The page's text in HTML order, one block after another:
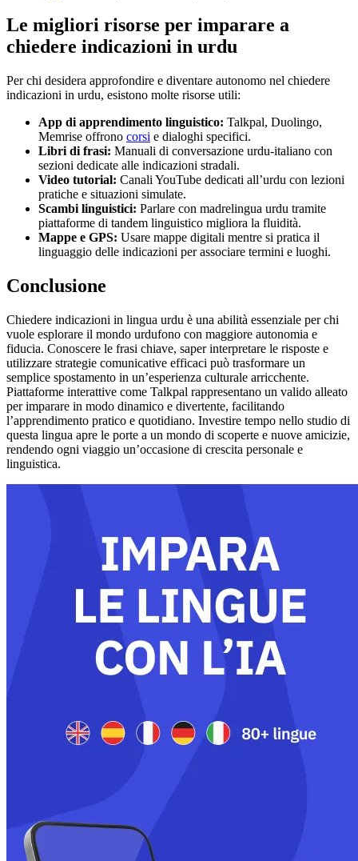
Le migliori risorse per imparare a
chiedere indicazioni in urdu
Per chi desidera approfondire e diventare autonomo nel chiedere
indicazioni in urdu, esistono molte risorse utili:
App di apprendimento linguistico: Talkpal, Duolingo,
Memrise offrono corsi e dialoghi specifici.
Libri di frasi: Manuali di conversazione urdu-italiano con
sezioni dedicate alle indicazioni stradali.
Video tutorial: Canali YouTube dedicati all’urdu con lezioni
pratiche e situazioni simulate.
Scambi linguistici: Parlare con madrelingua urdu tramite
piattaforme di tandem linguistico migliora la fluidità.
Mappe e GPS: Usare mappe digitali mentre si pratica il
linguaggio delle indicazioni per associare termini e luoghi.
Conclusione
Chiedere indicazioni in lingua urdu è una abilità essenziale per chi
vuole esplorare il mondo urdufono con maggiore autonomia e
fiducia. Conoscere le frasi chiave, saper interpretare le risposte e
utilizzare strategie comunicative efficaci può trasformare un
semplice spostamento in un’esperienza culturale arricchente.
Piattaforme interattive come Talkpal rappresentano un valido alleato
per imparare in modo dinamico e divertente, facilitando
l’apprendimento pratico e quotidiano. Investire tempo nello studio di
questa lingua apre le porte a un mondo di scoperte e nuove amicizie,
rendendo ogni viaggio un’occasione di crescita personale e
linguistica.